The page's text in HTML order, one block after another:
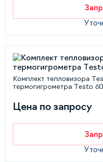
Комплект тепловизора
термогигрометра Testo
Цена по запросу